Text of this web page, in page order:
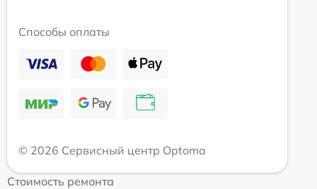
Способы оплаты
© 2026 Сервисный центр Optoma
Стоимость ремонта